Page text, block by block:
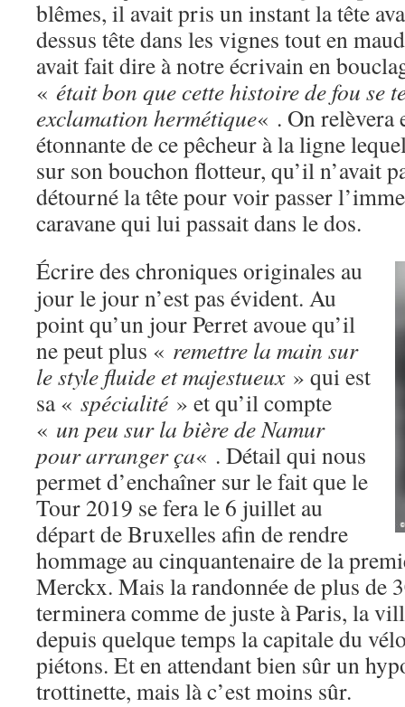
blêmes, il avait pris un instant la tête
dessus tête dans les vignes tout en
avait fait dire à notre écrivain en
« était bon que cette histoire de fou se
exclamation hermétique« . On relèvera
étonnante de ce pêcheur à la ligne
sur son bouchon flotteur, qu’il n’avait
détourné la tête pour voir passer
caravane qui lui passait dans le dos.
Écrire des chroniques originales au
jour le jour n’est pas évident. Au
point qu’un jour Perret avoue qu’il
ne peut plus « remettre la main sur
le style fluide et majestueux» qui est
sa « spécialité » et qu’il compte
« un peu sur la bière de Namur
pour arranger ça« . Détail qui nous
permet d’enchaîner sur le fait que le
Tour 2019 se fera le 6 juillet au
départ de Bruxelles afin de rendre
hommage au cinquantenaire de la
Merckx. Mais la randonnée de plus de
terminera comme de juste à Paris, la
depuis quelque temps la capitale du
piétons. Et en attendant bien sûr un
trottinette, mais là c’est moins sûr.